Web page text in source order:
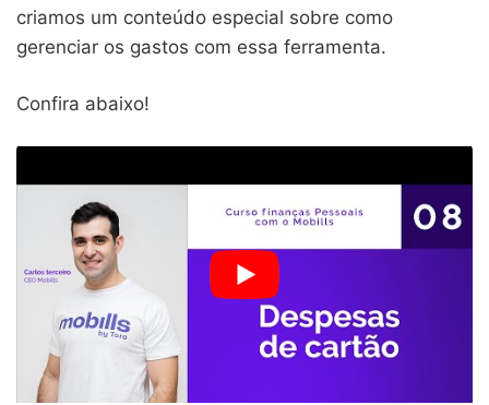
criamos um conteúdo especial sobre como
gerenciar os gastos com essa ferramenta.
Confira abaixo!